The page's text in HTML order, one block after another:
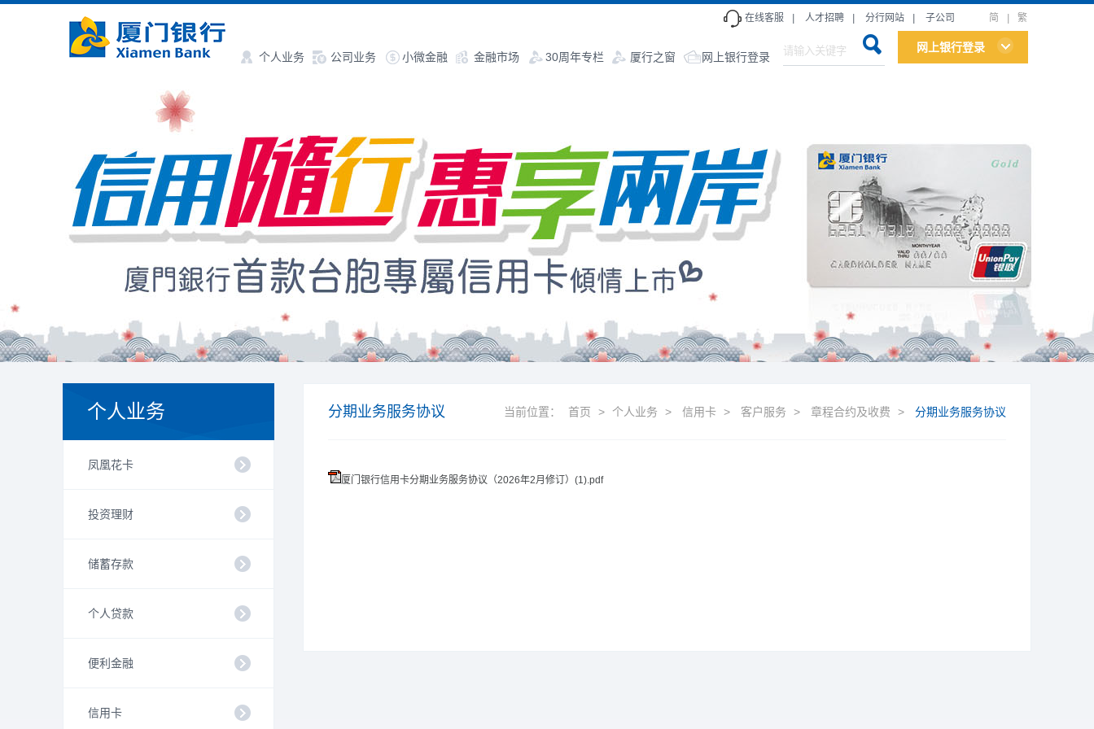
个人业务 公司业务 小微金融 金融市场 30周年专栏 厦行之窗 网上银行登录
网上银行登录
在线客服 人才招聘 分行网站 子公司 简 繁
个人业务
凤凰花卡
投资理财
储蓄存款
个人贷款
便利金融
信用卡
分期业务服务协议 当前位置： 首页 > 个人业务 > 信用卡 > 客户服务 > 章程合约及收费 > 分期业务服务协议
厦门银行信用卡分期业务服务协议（2026年2月修订）(1).pdf